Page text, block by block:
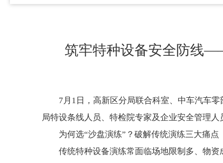
筑牢特种设备安全防线
7月1日，高新区分局联合科室、中车汽车
局特设条线人员、特检院专家及企业安全管理
为何选“沙盘演练”？破解传统演练三大痛点
传统特种设备演练常面临场地限制多、物